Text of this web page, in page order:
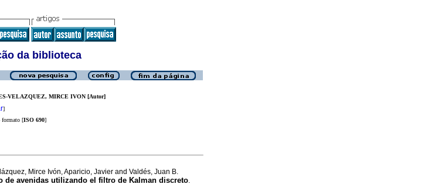
da biblioteca
VELAZQUEZ, MIRCE IVON [Autor]
]
[ISO 690]
Mirce Ivón, Aparicio, Javier and Valdés, Juan B.
de avenidas utilizando el filtro de Kalman discreto.